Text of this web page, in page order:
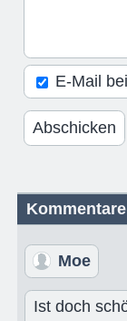
E-Mail
Moe
Ist doch